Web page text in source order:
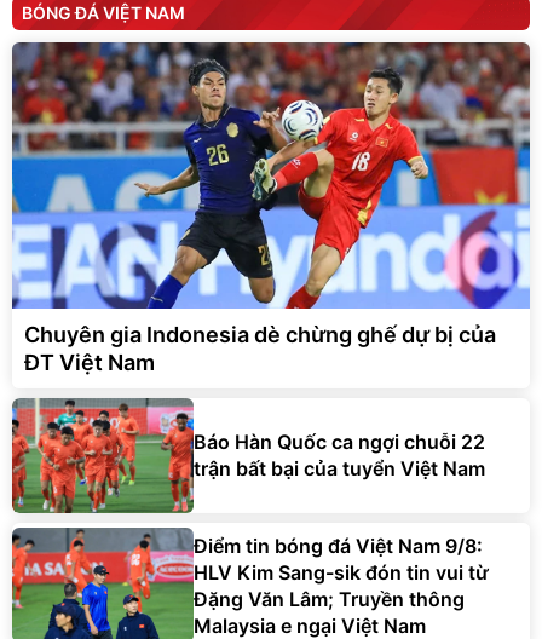
BÓNG ĐÁ VIỆT NAM
Chuyên gia Indonesia dè chừng ghế dự bị của
ĐT Việt Nam
Báo Hàn Quốc ca ngợi chuỗi 22
trận bất bại của tuyển Việt Nam
Điểm tin bóng đá Việt Nam 9/8:
HLV Kim Sang-sik đón tin vui từ
Đặng Văn Lâm; Truyền thông
Malaysia e ngại Việt Nam